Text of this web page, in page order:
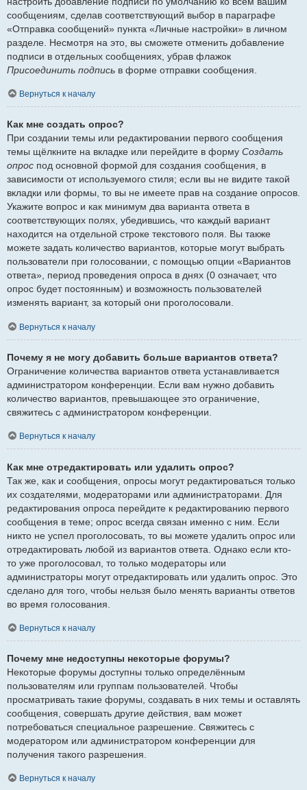
сообщениям, сделав соответствующий выбор в параграфе
«Отправка сообщений» пункта «Личные настройки» в личном
разделе. Несмотря на это, вы сможете отменить добавление
подписи в отдельных сообщениях, убрав флажок
Присоединить подпись в форме отправки сообщения.
Вернуться к началу
Как мне создать опрос?
При создании темы или редактировании первого сообщения
темы щёлкните на вкладке или перейдите в форму Создать
опрос под основной формой для создания сообщения, в
зависимости от используемого стиля; если вы не видите такой
вкладки или формы, то вы не имеете прав на создание опросов.
Укажите вопрос и как минимум два варианта ответа в
соответствующих полях, убедившись, что каждый вариант
находится на отдельной строке текстового поля. Вы также
можете задать количество вариантов, которые могут выбрать
пользователи при голосовании, с помощью опции «Вариантов
ответа», период проведения опроса в днях (0 означает, что
опрос будет постоянным) и возможность пользователей
изменять вариант, за который они проголосовали.
Вернуться к началу
Почему я не могу добавить больше вариантов ответа?
Ограничение количества вариантов ответа устанавливается
администратором конференции. Если вам нужно добавить
количество вариантов, превышающее это ограничение,
свяжитесь с администратором конференции.
Вернуться к началу
Как мне отредактировать или удалить опрос?
Так же, как и сообщения, опросы могут редактироваться только
их создателями, модераторами или администраторами. Для
редактирования опроса перейдите к редактированию первого
сообщения в теме; опрос всегда связан именно с ним. Если
никто не успел проголосовать, то вы можете удалить опрос или
отредактировать любой из вариантов ответа. Однако если кто-
то уже проголосовал, то только модераторы или
администраторы могут отредактировать или удалить опрос. Это
сделано для того, чтобы нельзя было менять варианты ответов
во время голосования.
Вернуться к началу
Почему мне недоступны некоторые форумы?
Некоторые форумы доступны только определённым
пользователям или группам пользователей. Чтобы
просматривать такие форумы, создавать в них темы и оставлять
сообщения, совершать другие действия, вам может
потребоваться специальное разрешение. Свяжитесь с
модератором или администратором конференции для
получения такого разрешения.
Вернуться к началу